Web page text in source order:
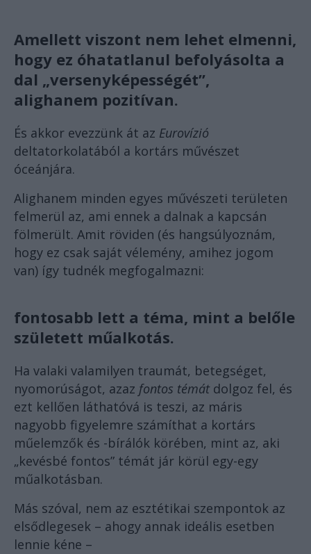
Amellett viszont nem lehet elmenni,
hogy ez óhatatlanul befolyásolta a
dal „versenyképességét”,
alighanem pozitívan.
És akkor evezzünk át az Eurovízió
deltatorkolatából a kortárs művészet
óceánjára.
Alighanem minden egyes művészeti területen
felmerül az, ami ennek a dalnak a kapcsán
fölmerült. Amit röviden (és hangsúlyoznám,
hogy ez csak saját vélemény, amihez jogom
van) így tudnék megfogalmazni:
fontosabb lett a téma, mint a belőle
született műalkotás.
Ha valaki valamilyen traumát, betegséget,
nyomorúságot, azaz fontos témátdolgoz fel, és
ezt kellően láthatóvá is teszi, az máris
nagyobb figyelemre számíthat a kortárs
műelemzők és -bírálók körében, mint az, aki
„kevésbé fontos” témát jár körül egy-egy
műalkotásban.
Más szóval, nem az esztétikai szempontok az
elsődlegesek – ahogy annak ideális esetben
lennie kéne –